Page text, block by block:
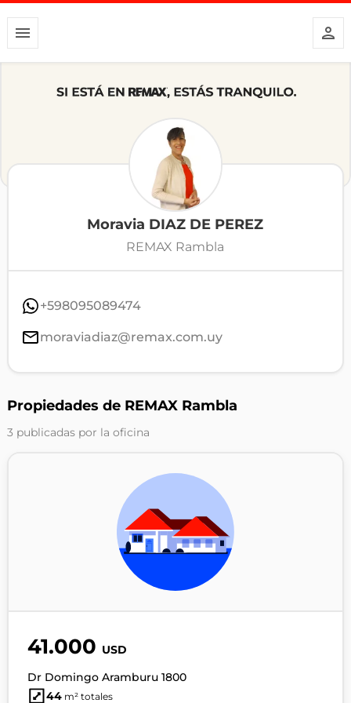
Moravia DIAZ DE PEREZ
REMAX Rambla
+598095089474
moraviadiaz@remax.com.uy
Propiedades de REMAX Rambla
3 publicadas por la oficina
41.000 USD
Dr Domingo Aramburu 1800
44m² totales